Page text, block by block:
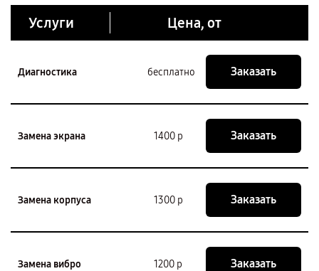
Услуги Цена, от
Диагностика бесплатно Заказать
Замена экрана 1400 р Заказать
Замена корпуса 1300 р Заказать
Замена вибро 1200 р Заказать